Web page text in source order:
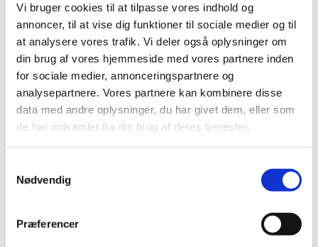
Vi bruger cookies til at tilpasse vores indhold og
annoncer, til at vise dig funktioner til sociale medier og til
at analysere vores trafik. Vi deler også oplysninger om
din brug af vores hjemmeside med vores partnere inden
for sociale medier, annonceringspartnere og
analysepartnere. Vores partnere kan kombinere disse
data med andre oplysninger, du har givet dem, eller som
de har indsamlet fra din brug af deres tjenester.
Nødvendig
Præferencer
Du vil måske også kunne